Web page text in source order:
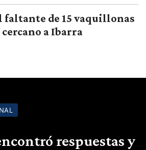
de 15 vaquillonas
a Ibarra
respuestas y